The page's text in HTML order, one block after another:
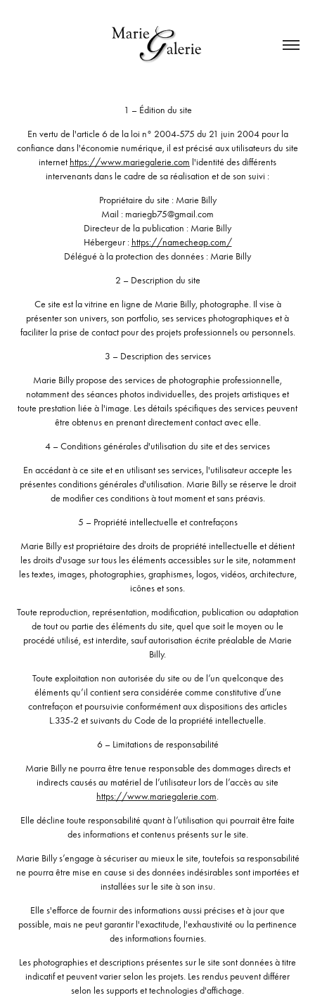
1 – Édition du site
En vertu de l'article 6 de la loi n° 2004-575 du 21 juin 2004 pour la
confiance dans l'économie numérique, il est précisé aux utilisateurs du site
internet https://www.mariegalerie.com l'identité des différents
intervenants dans le cadre de sa réalisation et de son suivi :
Propriétaire du site : Marie Billy
Mail : mariegb75@gmail.com
Directeur de la publication : Marie Billy
Hébergeur : https://namecheap.com/
Délégué à la protection des données : Marie Billy
2 – Description du site
Ce site est la vitrine en ligne de Marie Billy, photographe. Il vise à
présenter son univers, son portfolio, ses services photographiques et à
faciliter la prise de contact pour des projets professionnels ou personnels.
3 – Description des services
Marie Billy propose des services de photographie professionnelle,
notamment des séances photos individuelles, des projets artistiques et
toute prestation liée à l'image. Les détails spécifiques des services peuvent
être obtenus en prenant directement contact avec elle.
4 – Conditions générales d'utilisation du site et des services
En accédant à ce site et en utilisant ses services, l'utilisateur accepte les
présentes conditions générales d'utilisation. Marie Billy se réserve le droit
de modifier ces conditions à tout moment et sans préavis.
5 – Propriété intellectuelle et contrefaçons
Marie Billy est propriétaire des droits de propriété intellectuelle et détient
les droits d'usage sur tous les éléments accessibles sur le site, notamment
les textes, images, photographies, graphismes, logos, vidéos, architecture,
icônes et sons.
Toute reproduction, représentation, modification, publication ou adaptation
de tout ou partie des éléments du site, quel que soit le moyen ou le
procédé utilisé, est interdite, sauf autorisation écrite préalable de Marie
Billy.
Toute exploitation non autorisée du site ou de l’un quelconque des
éléments qu’il contient sera considérée comme constitutive d’une
contrefaçon et poursuivie conformément aux dispositions des articles
L.335-2 et suivants du Code de la propriété intellectuelle.
6 – Limitations de responsabilité
Marie Billy ne pourra être tenue responsable des dommages directs et
indirects causés au matériel de l’utilisateur lors de l’accès au site
https://www.mariegalerie.com.
Elle décline toute responsabilité quant à l’utilisation qui pourrait être faite
des informations et contenus présents sur le site.
Marie Billy s’engage à sécuriser au mieux le site, toutefois sa responsabilité
ne pourra être mise en cause si des données indésirables sont importées et
installées sur le site à son insu.
Elle s'efforce de fournir des informations aussi précises et à jour que
possible, mais ne peut garantir l'exactitude, l'exhaustivité ou la pertinence
des informations fournies.
Les photographies et descriptions présentes sur le site sont données à titre
indicatif et peuvent varier selon les projets. Les rendus peuvent différer
selon les supports et technologies d'affichage.